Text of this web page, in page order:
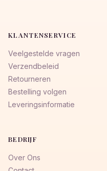
KLANTENSERVICE
Veelgestelde vragen
Verzendbeleid
Retourneren
Bestelling volgen
Leveringsinformatie
BEDRIJF
Over Ons